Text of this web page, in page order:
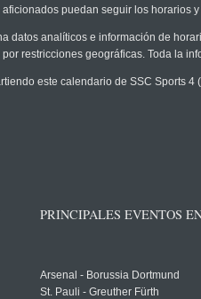
puedan seguir los horarios
datos analíticos e información de
restricciones geográficas. Toda la
este calendario de SSC Sports
PRINCIPALES EVENTOS
Arsenal - Borussia Dortmund
St. Pauli - Greuther Fürth